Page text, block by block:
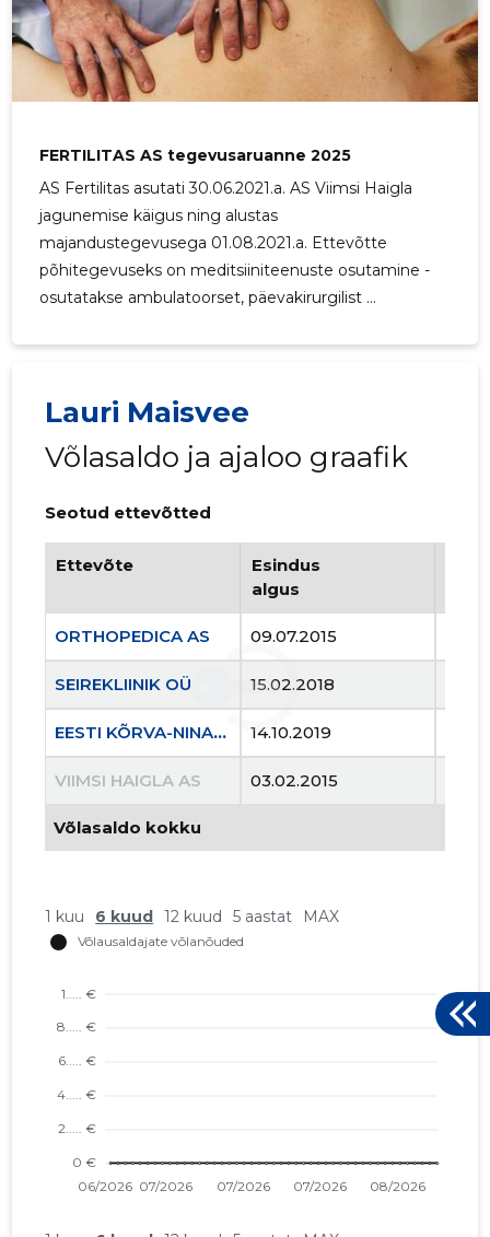
FERTILITAS AS tegevusaruanne 2025
AS Fertilitas asutati 30.06.2021.a. AS Viimsi Haigla
jagunemise käigus ning alustas
majandustegevusega 01.08.2021.a. Ettevõtte
põhitegevuseks on meditsiiniteenuste osutamine -
osutatakse ambulatoorset, päevakirurgilist ...
Lauri Maisvee
Võlasaldo ja ajaloo graafik
Seotud ettevõtted
Ettevõte
Esindus
algus
ORTHOPEDICA AS 09.07.2015
SEIREKLIINIK OÜ 15.02.2018
EESTI KÕRVA-NINA-KURGUARSTIDE JA PEA- JA KAELAKIRURGIDE SELTS MTÜ 14.10.2019
VIIMSI HAIGLA AS 03.02.2015
Võlasaldo kokku
1 kuu 6 kuud 12 kuud 5 aastat MAX